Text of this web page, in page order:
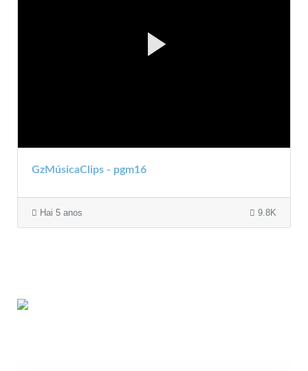
GzMúsicaClips - pgm16
Hai 5 anos 9.8K